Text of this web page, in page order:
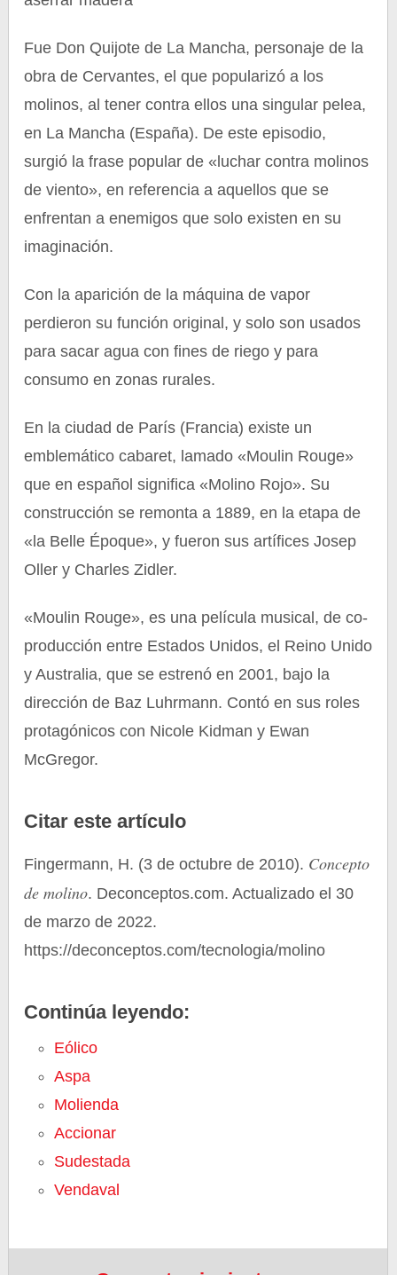
Fue Don Quijote de La Mancha, personaje de la
obra de Cervantes, el que popularizó a los
molinos, al tener contra ellos una singular pelea,
en La Mancha (España). De este episodio,
surgió la frase popular de «luchar contra molinos
de viento», en referencia a aquellos que se
enfrentan a enemigos que solo existen en su
imaginación.
Con la aparición de la máquina de vapor
perdieron su función original, y solo son usados
para sacar agua con fines de riego y para
consumo en zonas rurales.
En la ciudad de París (Francia) existe un
emblemático cabaret, lamado «Moulin Rouge»
que en español significa «Molino Rojo». Su
construcción se remonta a 1889, en la etapa de
«la Belle Époque», y fueron sus artífices Josep
Oller y Charles Zidler.
«Moulin Rouge», es una película musical, de co-
producción entre Estados Unidos, el Reino Unido
y Australia, que se estrenó en 2001, bajo la
dirección de Baz Luhrmann. Contó en sus roles
protagónicos con Nicole Kidman y Ewan
McGregor.
Citar este artículo
Fingermann, H. (3 de octubre de 2010). Concepto
de molino. Deconceptos.com. Actualizado el 30
de marzo de 2022.
https://deconceptos.com/tecnologia/molino
Continúa leyendo:
Eólico
Aspa
Molienda
Accionar
Sudestada
Vendaval